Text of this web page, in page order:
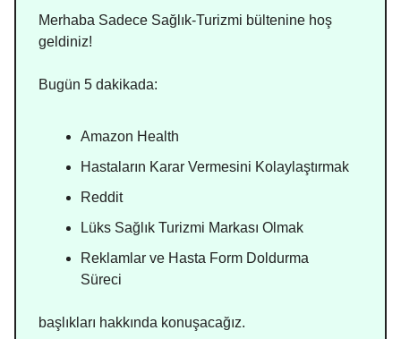
Merhaba Sadece Sağlık-Turizmi bültenine hoş
geldiniz!
Bugün 5 dakikada:
Amazon Health
Hastaların Karar Vermesini Kolaylaştırmak
Reddit
Lüks Sağlık Turizmi Markası Olmak
Reklamlar ve Hasta Form Doldurma
Süreci
başlıkları hakkında konuşacağız.